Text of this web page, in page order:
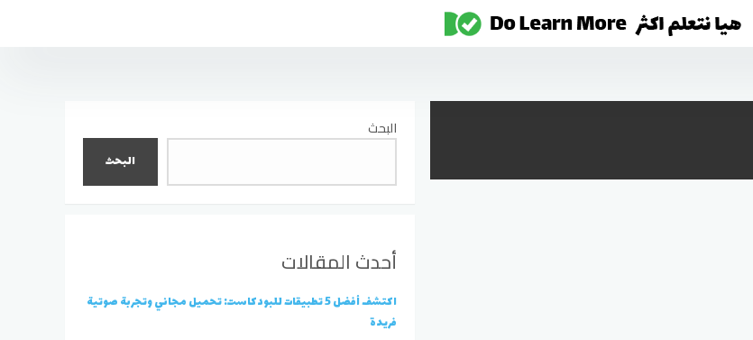
البحث
البحث
أحدث المقالات
اكتشف أفضل 5 تطبيقات للبودكاست: تحميل مجاني وتجربة صوتية
فريدة